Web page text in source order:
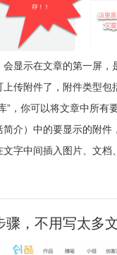
显示在文章的第一屏
传附件了，附件类型包
”，你可以将文章中所有
介）中的要显示的附
字中间插入图片、文
骤，不用写太多